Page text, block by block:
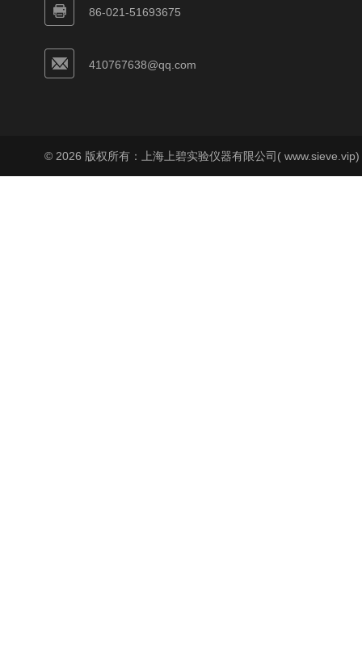
86-021-51693675
410767638@qq.com
© 2026 版权所有：上海上碧实验仪器有限公司(